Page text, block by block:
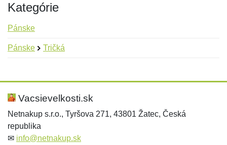
Kategórie
Pánske
Pánske Tričká
Hodnotenie:
Meno:*
Meno:
E-mail:*
Vacsievelkosti.sk
Netnakup s.r.o., Tyršova 271, 43801 Žatec, Česká
republika
✉ info@netnakup.sk